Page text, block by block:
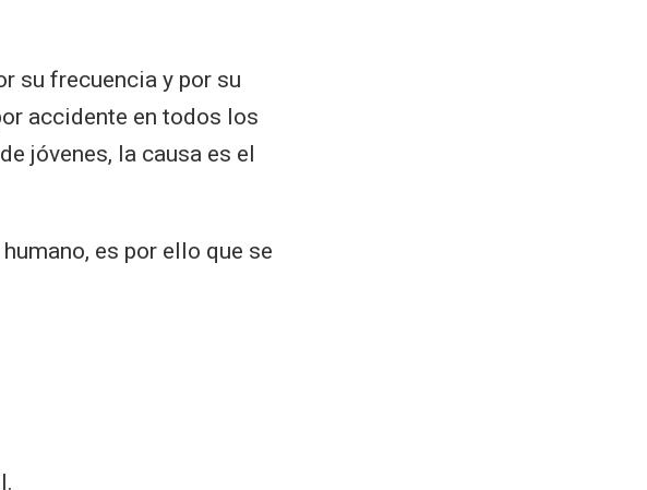
su frecuencia y por su
accidente en todos los
jóvenes, la causa es el
es por ello que se